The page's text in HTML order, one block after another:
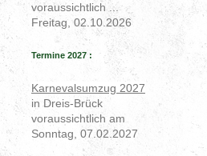
voraussichtlich ...
Freitag, 02.10.2026
Termine 2027 :
Karnevalsumzug 2027
in Dreis-Brück
voraussichtlich am
Sonntag, 07.02.2027